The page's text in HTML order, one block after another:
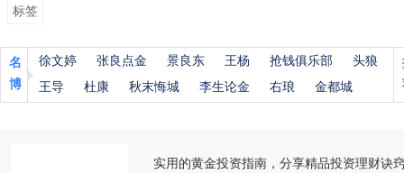
标签
名
博
徐文婷 张良点金 景良东 王杨 抢钱俱乐部
头狼
王导
杜康 秋末悔城 李生论金 右琅 金都城
实用的黄金投资指南，分享精品投资理财诀